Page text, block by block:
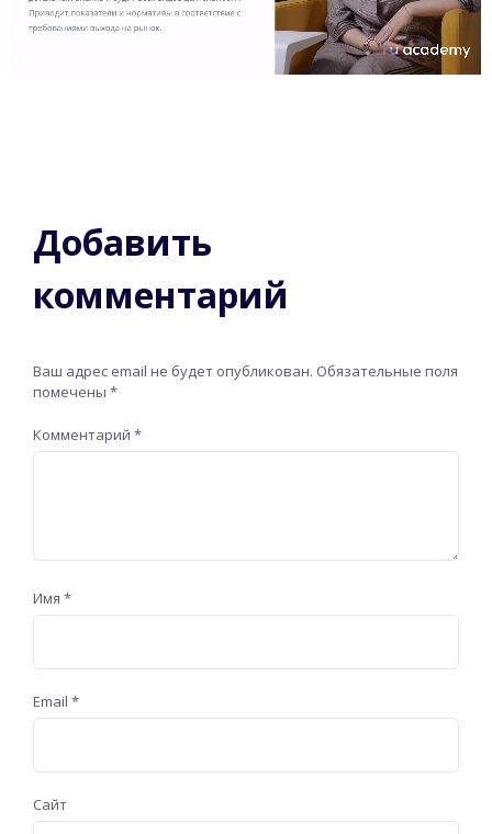
Добавить
комментарий
Ваш адрес email не будет опубликован. Обязательные поля
помечены *
Комментарий *
Имя *
Email *
Сайт